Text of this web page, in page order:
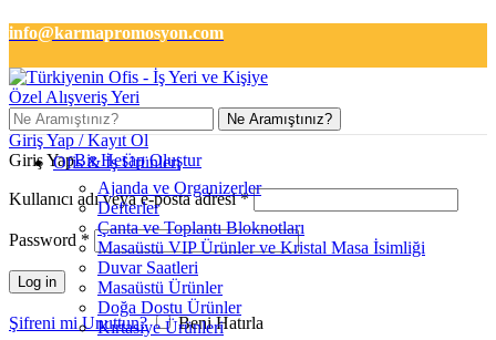
info@karmapromosyon.com
+90 501 133 2727
Ne Aramıştınız?
Giriş Yap / Kayıt Ol
Giriş YapBir Hesap Oluştur
Kullanıcı adı veya e-posta adresi*
Password *
Log in
Şifreni mi Unuttun?
Beni Hatırla
Ofis & İş Ürünleri
Ajanda ve Organizerler
Defterler
Çanta ve Toplantı Bloknotları
Masaüstü VIP Ürünler ve Kristal Masa İsimliği
Duvar Saatleri
Masaüstü Ürünler
Doğa Dostu Ürünler
Kırtasiye Ürünleri